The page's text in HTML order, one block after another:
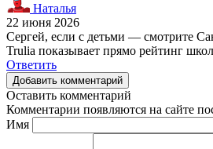
Наталья
22 июня 2026
Сергей, если с детьми — смотрите
Trulia показывает прямо рейтинг
Ответить
Добавить комментарий
Оставить комментарий
Комментарии появляются на сайте
Имя